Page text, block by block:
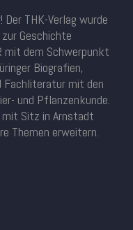
THK-Verlag wurde
Geschichte
mit dem Schwerpunkt
Biografien,
Fachliteratur mit den
und Pflanzenkunde.
Sitz in Arnstadt
Themen erweitern.